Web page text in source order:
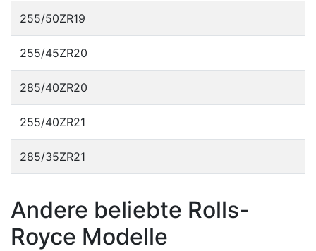
255/50ZR19
255/45ZR20
285/40ZR20
255/40ZR21
285/35ZR21
Andere beliebte Rolls-
Royce Modelle